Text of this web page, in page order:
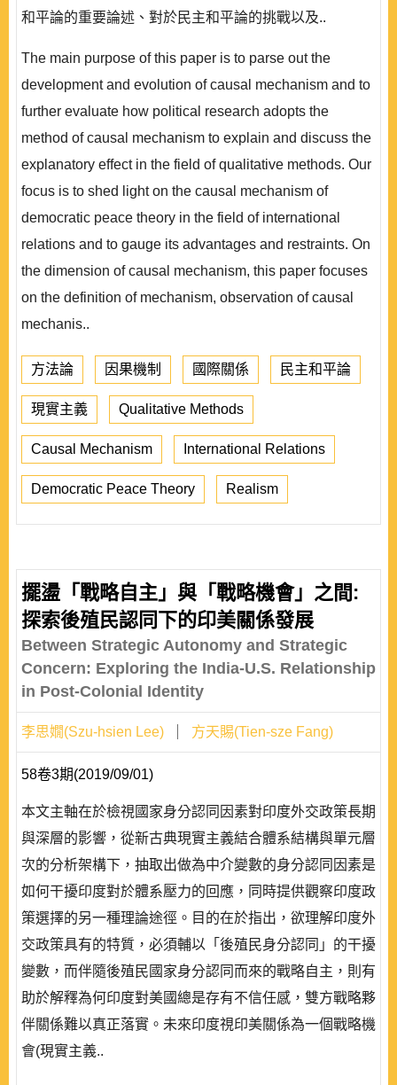
和平論的重要論述、對於民主和平論的挑戰以及..
The main purpose of this paper is to parse out the
development and evolution of causal mechanism and to
further evaluate how political research adopts the
method of causal mechanism to explain and discuss the
explanatory effect in the field of qualitative methods. Our
focus is to shed light on the causal mechanism of
democratic peace theory in the field of international
relations and to gauge its advantages and restraints. On
the dimension of causal mechanism, this paper focuses
on the definition of mechanism, observation of causal
mechanis..
方法論 因果機制 國際關係 民主和平論
現實主義 Qualitative Methods
Causal Mechanism International Relations
Democratic Peace Theory Realism
擺盪「戰略自主」與「戰略機會」之間:
探索後殖民認同下的印美關係發展
Between Strategic Autonomy and Strategic
Concern: Exploring the India-U.S. Relationship
in Post-Colonial Identity
李思嫺(Szu-hsien Lee) 方天賜(Tien-sze Fang)
58卷3期(2019/09/01)
本文主軸在於檢視國家身分認同因素對印度外交政策長期
與深層的影響，從新古典現實主義結合體系結構與單元層
次的分析架構下，抽取出做為中介變數的身分認同因素是
如何干擾印度對於體系壓力的回應，同時提供觀察印度政
策選擇的另一種理論途徑。目的在於指出，欲理解印度外
交政策具有的特質，必須輔以「後殖民身分認同」的干擾
變數，而伴隨後殖民國家身分認同而來的戰略自主，則有
助於解釋為何印度對美國總是存有不信任感，雙方戰略夥
伴關係難以真正落實。未來印度視印美關係為一個戰略機
會(現實主義..